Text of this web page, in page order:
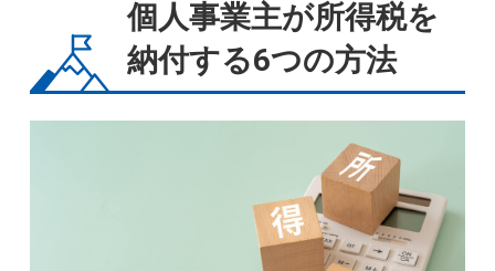
個人事業主が所得税を
納付する6つの方法